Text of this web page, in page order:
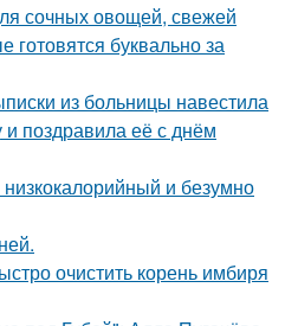
сочных овощей, свежей
готовятся буквально за
из больницы навестила
поздравила её с днём
и безумно
очистить корень имбиря